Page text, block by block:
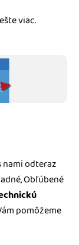
viac.
nami odteraz
Obľúbené
pomôžeme